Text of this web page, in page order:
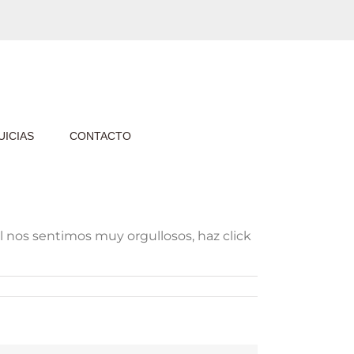
CONTACTO
sentimos muy orgullosos, haz click